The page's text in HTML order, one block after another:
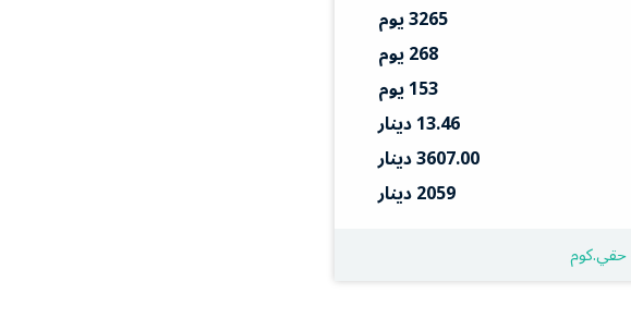
3265 يوم
268 يوم
153 يوم
13.46 دينار
3607.00 دينار
2059 دينار
حقي.كوم